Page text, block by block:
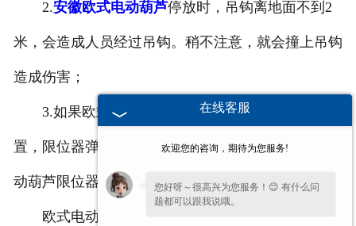
2.安徽欧式电动葫芦停放时，吊钩离地面不到2
米，会造成人员经过吊钩。稍不注意，就会撞上吊钩
造成伤害；
3.如果欧式电动葫芦长时间处于限位器的断开位
置，限位器弹簧就会减弱。随着时间的推移，欧式电
动葫芦限位器的机构会受损，导致定位失效。
欧式电动葫芦是一种特殊的起重设备，存在很大
在线客服
欢迎您的咨询，期待为您服务!
您好呀～很高兴为您服务！😊 有什么问
题都可以跟我说哦。